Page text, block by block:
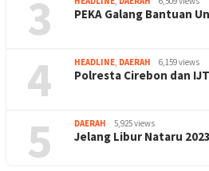
3 PEKA Galang Bantuan
4 HEADLINE DAERAH 6,159 views
Polresta Cirebon dan
5 DAERAH 5,925 views
Jelang Libur Nataru